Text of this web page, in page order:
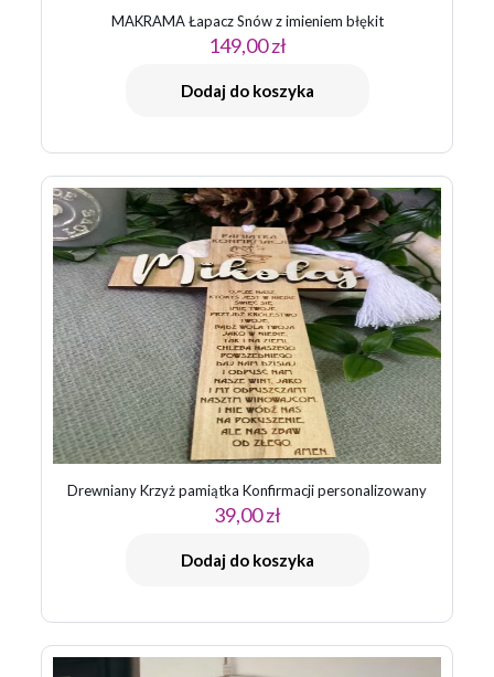
mail*
Zapamiętaj moje dane w tej przeglądarce podczas pisania
kolejnych komentarzy.
MAKRAMA Łapacz Snów z imieniem błękit
149,00zł
Dodaj do koszyka
Drewniany Krzyż pamiątka Konfirmacji personalizowany
39,00zł
Dodaj do koszyka